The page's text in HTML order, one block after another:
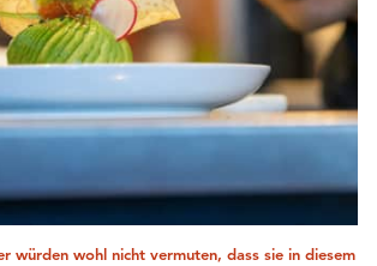
würden wohl nicht vermuten, dass sie in diesem